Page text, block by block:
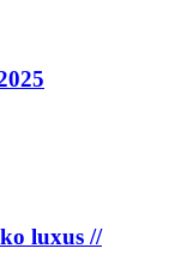
luxus //